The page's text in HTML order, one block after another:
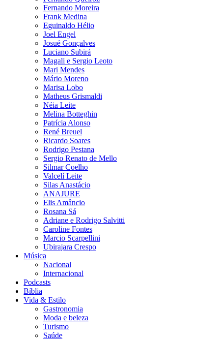
Fernando Moreira
Frank Medina
Eguinaldo Hélio
Joel Engel
Josué Gonçalves
Luciano Subirá
Magali e Sergio Leoto
Mari Mendes
Mário Moreno
Marisa Lobo
Matheus Grismaldi
Néia Leite
Melina Botteghin
Patrícia Alonso
René Breuel
Ricardo Soares
Rodrigo Pestana
Sergio Renato de Mello
Silmar Coelho
Valcelí Leite
Silas Anastácio
ANAJURE
Elis Amâncio
Rosana Sá
Adriane e Rodrigo Salvitti
Caroline Fontes
Marcio Scarpellini
Ubirajara Crespo
Música
Nacional
Internacional
Podcasts
Bíblia
Vida & Estilo
Gastronomia
Moda e beleza
Turismo
Saúde